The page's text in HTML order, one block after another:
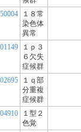
１８常
染色体
異常
１ｐ３
６欠失
症候群
１ｑ部
分重複
症候群
１型２
色覚